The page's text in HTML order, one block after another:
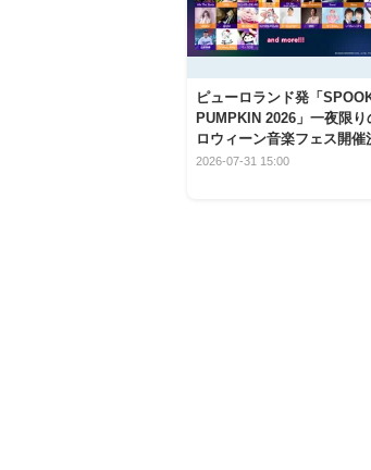
ピューロランド発「
PUMPKIN 2026」一夜限り
ロウィーン音楽フェス開催
定！
2026-07-31 15:00